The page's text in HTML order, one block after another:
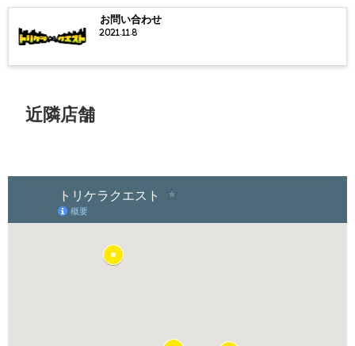
お問い合わせ
2021.11.8
近隣店舗